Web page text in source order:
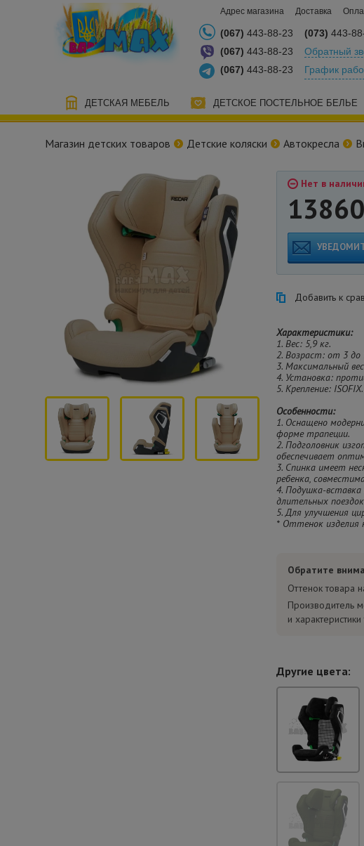
Адрес магазина Доставка
(067) 443-88-23
(067) 443-88-23
(067) 443-88-23
(073) 443-
Обратный
График
ДЕТСКАЯ МЕБЕЛЬ ДЕТСКОЕ ПОСТЕЛЬНОЕ БЕЛЬЕ
Магазин детских товаров Детские коляски Автокресла
Нет в
13860
Добавить к
Характеристики:
1. Вес: 5,9 кг.
2. Возраст: от 3 до
3. Максимальный
4. Установка:
5. Крепление: ISOFIX.
Особенности:
1. Оснащено
форме трапеции.
2. Подголовник
обеспечивает
3. Спинка имеет
ребенка,
4. Подушка-
длительных
5. Для улучшения
* Оттенок
Обратите
Оттенок товара
Производитель
и
Другие цвета: